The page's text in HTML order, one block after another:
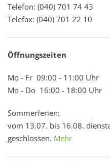
Telefon: (040) 701 74 43
Telefax: (040) 701 22 10
Öffnungszeiten
Mo - Fr 09:00 - 11:00 Uhr
Mo - Do 16:00 - 18:00 Uhr
Sommerferien:
vom 13.07. bis 16.08.
geschlossen. Mehr